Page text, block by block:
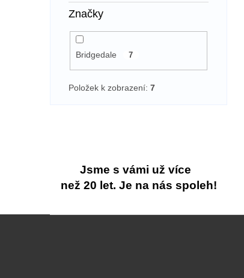
Značky
Bridgedale 7
Položek k zobrazení: 7
Jsme s vámi už více
než 20 let. Je na nás spoleh!